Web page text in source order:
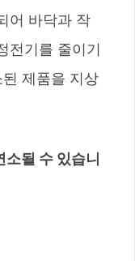
어 바닥과 작
전기를 줄이기
제품을 지상
소될 수 있습니